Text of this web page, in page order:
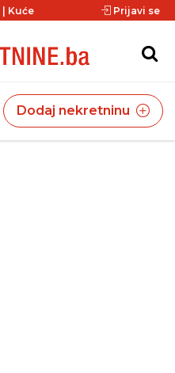
Kuće Prijavi se
Dodaj nekretninu